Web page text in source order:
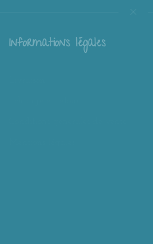
Informations légales